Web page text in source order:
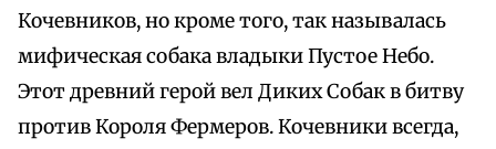
Кочевников, но кроме того, так называлась
мифическая собака владыки Пустое Небо.
Этот древний герой вел Диких Собак в битву
против Короля Фермеров. Кочевники всегда,